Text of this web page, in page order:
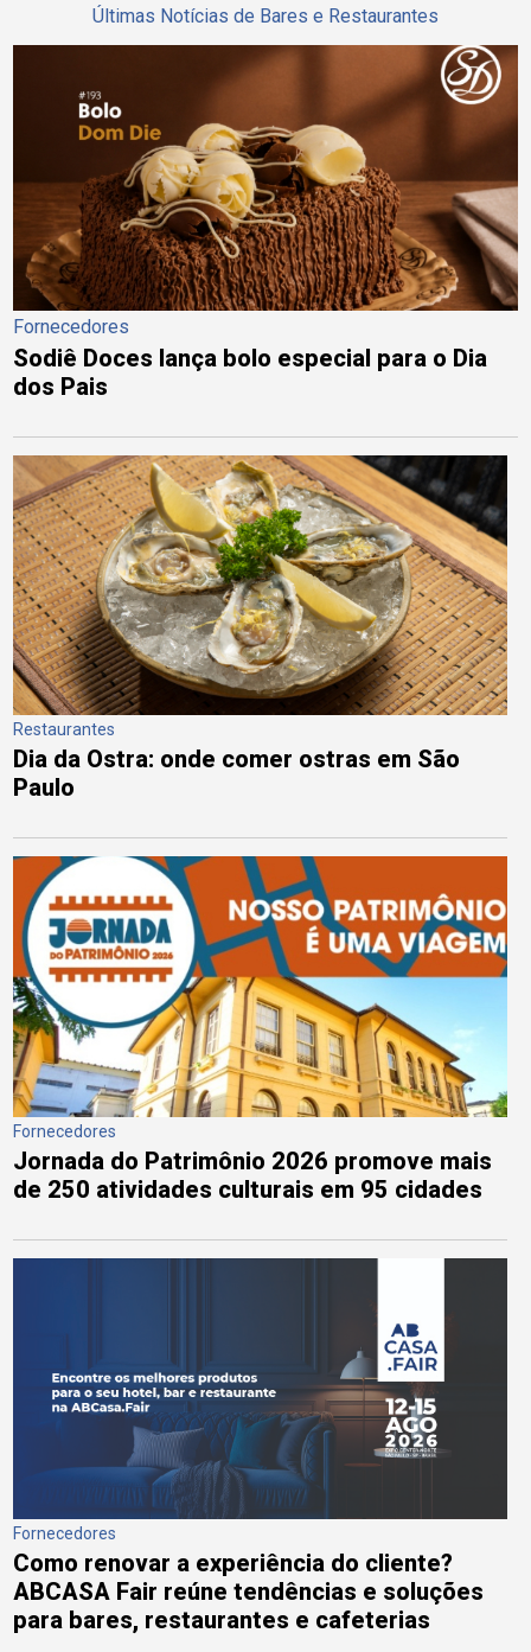
Últimas Notícias de Bares e Restaurantes
Fornecedores
Sodiê Doces lança bolo especial para o Dia
dos Pais
Restaurantes
Dia da Ostra: onde comer ostras em São
Paulo
Fornecedores
Jornada do Patrimônio 2026 promove mais
de 250 atividades culturais em 95 cidades
Fornecedores
Como renovar a experiência do cliente?
ABCASA Fair reúne tendências e soluções
para bares, restaurantes e cafeterias